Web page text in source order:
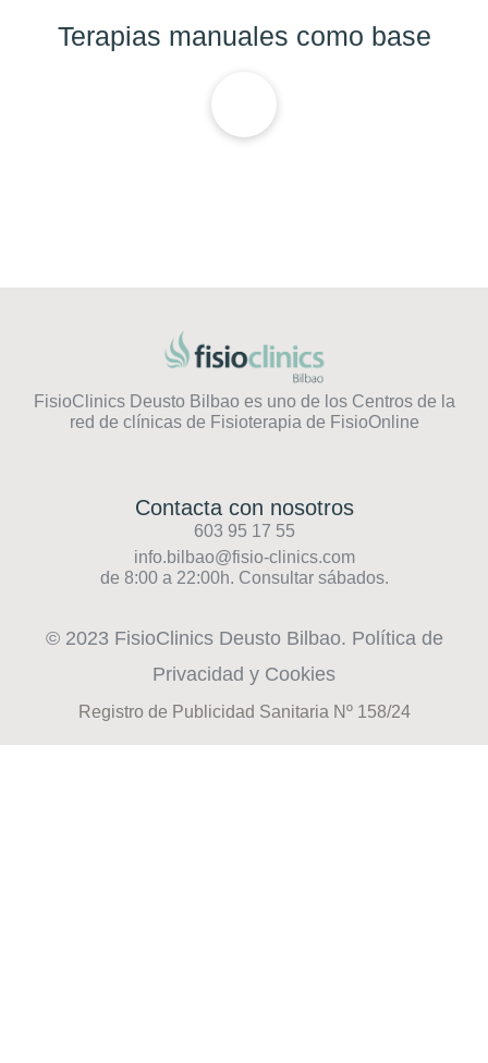
Terapias manuales como base
FisioClinics Deusto Bilbao es uno de los Centros de la
red de clínicas de Fisioterapia de FisioOnline
Contacta con nosotros
603 95 17 55
info.bilbao@fisio-clinics.com
de 8:00 a 22:00h. Consultar sábados.
© 2023 FisioClinics Deusto Bilbao. Política de
Privacidad y Cookies​
Registro de Publicidad Sanitaria Nº 158/24